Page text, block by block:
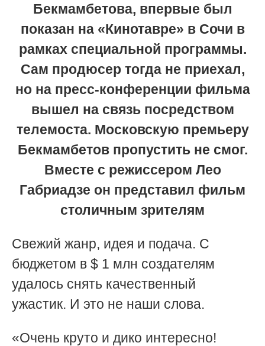
Бекмамбетова, впервые был
показан на «Кинотавре» в Сочи в
рамках специальной программы.
Сам продюсер тогда не приехал,
но на пресс-конференции фильма
вышел на связь посредством
телемоста. Московскую премьеру
Бекмамбетов пропустить не смог.
Вместе с режиссером Лео
Габриадзе он представил фильм
столичным зрителям
Свежий жанр, идея и подача. С
бюджетом в $ 1 млн создателям
удалось снять качественный
ужастик. И это не наши слова.
«Очень круто и дико интересно!